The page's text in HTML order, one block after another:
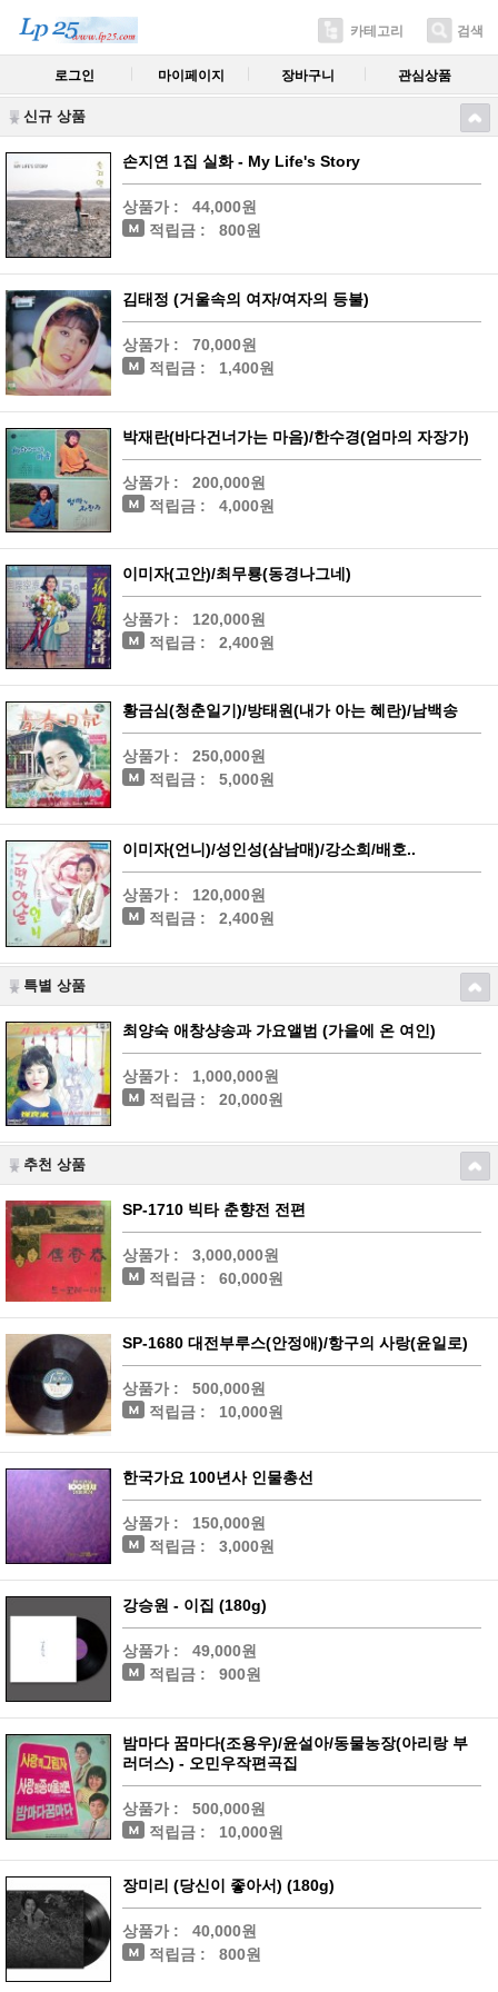
카테고리 검색
로그인 마이페이지 장바구니 관심상품
신규 상품
손지연 1집 실화 - My Life's Story
상품가 :
44,000원
적립금 :
800원
김태정 (거울속의 여자/여자의 등불)
상품가 :
70,000원
적립금 :
1,400원
박재란(바다건너가는 마음)/한수경(엄마의 자장가)
상품가 :
200,000원
적립금 :
4,000원
이미자(고안)/최무룡(동경나그네)
상품가 :
120,000원
적립금 :
2,400원
황금심(청춘일기)/방태원(내가 아는 혜란)/남백송
상품가 :
250,000원
적립금 :
5,000원
이미자(언니)/성인성(삼남매)/강소희/배호..
상품가 :
120,000원
적립금 :
2,400원
특별 상품
최양숙 애창샹송과 가요앨범 (가을에 온 여인)
상품가 :
1,000,000원
적립금 :
20,000원
추천 상품
SP-1710 빅타 춘향전 전편
상품가 :
3,000,000원
적립금 :
60,000원
SP-1680 대전부루스(안정애)/항구의 사랑(윤일로)
상품가 :
500,000원
적립금 :
10,000원
한국가요 100년사 인물총선
상품가 :
150,000원
적립금 :
3,000원
강승원 - 이집 (180g)
상품가 :
49,000원
적립금 :
900원
밤마다 꿈마다(조용우)/윤설아/동물농장(아리랑 부
러더스) - 오민우작편곡집
상품가 :
500,000원
적립금 :
10,000원
장미리 (당신이 좋아서) (180g)
상품가 :
40,000원
적립금 :
800원